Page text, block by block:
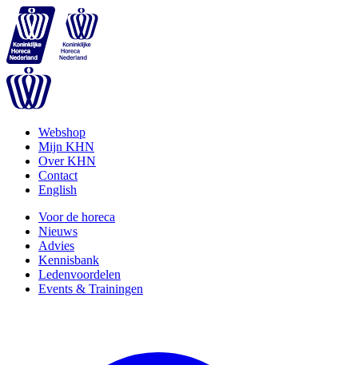
Webshop
Mijn KHN
Over KHN
Contact
English
Voor de horeca
Nieuws
Advies
Kennisbank
Ledenvoordelen
Events & Trainingen